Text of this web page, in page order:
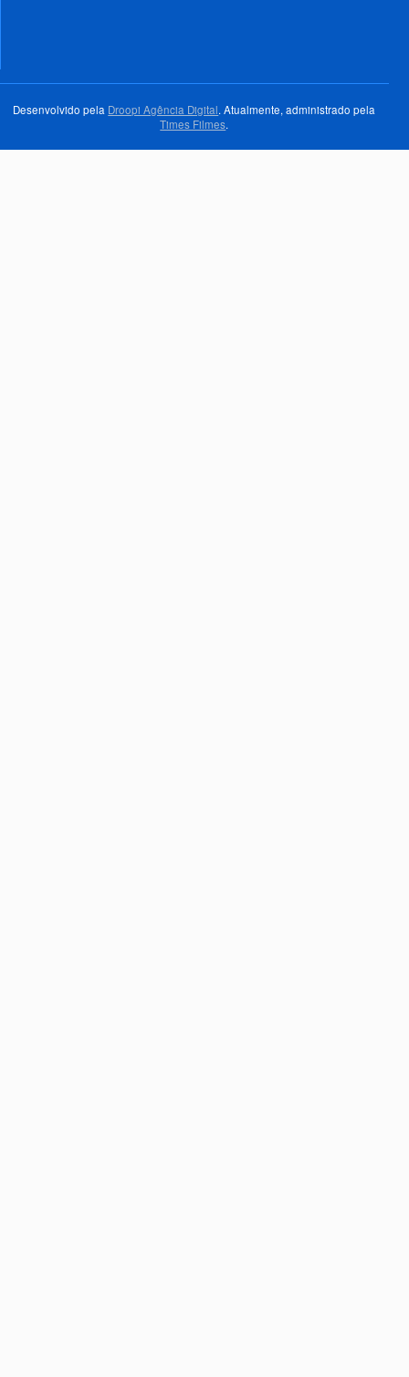
Desenvolvido pela Droopi Agência Digital. Atualmente, administrado pela
Times Filmes.